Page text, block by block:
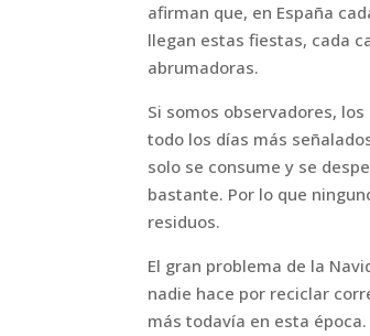
afirman que, en España
llegan estas fiestas, cada
abrumadoras.
Si somos observadores,
todo los días más
solo se consume y se
bastante. Por lo que
residuos.
El gran problema de la
nadie hace por reciclar
más todavía en esta